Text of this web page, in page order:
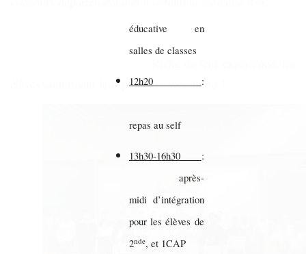
éducative en
salles de classes
12h20 :
repas au self
13h30-16h30 :
après-
midi d’intégration
pour les élèves de
2nde, et 1CAP
élèves continuent leur parcours avec fierté !